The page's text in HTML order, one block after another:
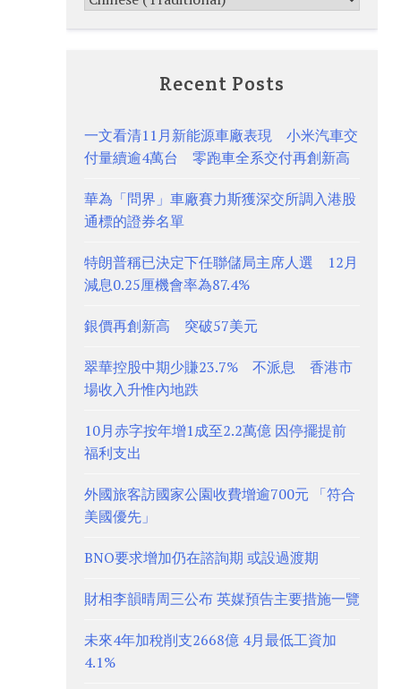
Recent Posts
一文看清11月新能源車廠表現 小米汽車交
付量續逾4萬台 零跑車全系交付再創新高
華為「問界」車廠賽力斯獲深交所調入港股
通標的證券名單
特朗普稱已決定下任聯儲局主席人選 12月
減息0.25厘機會率為87.4%
銀價再創新高 突破57美元
翠華控股中期少賺23.7% 不派息 香港市
場收入升惟內地跌
10月赤字按年增1成至2.2萬億 因停擺提前
福利支出
外國旅客訪國家公園收費增逾700元 「符合
美國優先」
BNO要求增加仍在諮詢期 或設過渡期
財相李韻晴周三公布 英媒預告主要措施一覽
未來4年加稅削支2668億 4月最低工資加
4.1%